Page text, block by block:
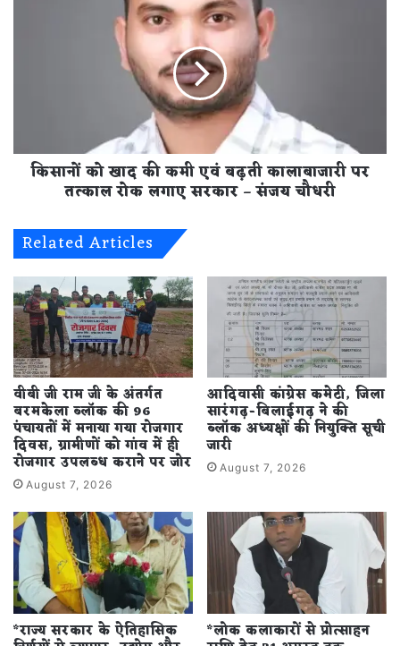
पर
तत्काल
सरकार
संजय
चौधरी
किसानों को खाद की कमी एवं बढ़ती कालाबाजारी पर
तत्काल रोक लगाए सरकार – संजय चौधरी
Related Articles
वीबी जी राम जी के अंतर्गत
बरमकेला ब्लॉक की 96
पंचायतों में मनाया गया रोजगार
दिवस, ग्रामीणों को गांव में ही
रोजगार उपलब्ध कराने पर जोर
August 7, 2026
आदिवासी कांग्रेस कमेटी, जिला
सारंगढ़-बिलाईगढ़ ने की
ब्लॉक अध्यक्षों की नियुक्ति सूची
जारी
August 7, 2026
*राज्य सरकार के ऐतिहासिक *लोक कलाकारों से प्रोत्साहन